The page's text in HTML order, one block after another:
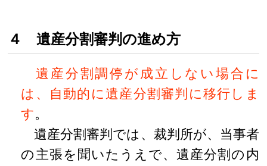
４ 遺産分割審判の進め方
遺産分割調停が成立しない場合に
は、自動的に遺産分割審判に移行しま
す。
遺産分割審判では、裁判所が、当事者
の主張を聞いたうえで、遺産分割の内